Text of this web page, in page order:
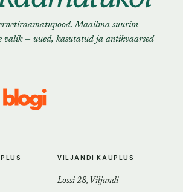
Maailma suurim
valik — uued, kasutatud ja antikvaarsed
VILJANDI KAUPLUS
Lossi 28, Viljandi